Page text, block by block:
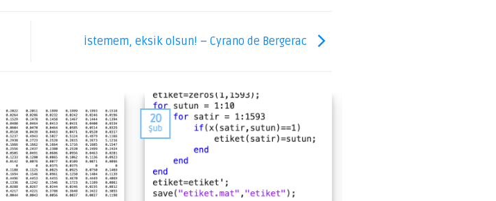
İstemem, eksik olsun! – Cyrano de Bergerac
20
Şub